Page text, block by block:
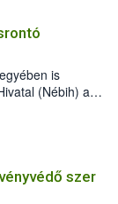
is
(Nébih) a
jelenlétét. A
de már fertőzött
a szlovák
érdekében.
szer